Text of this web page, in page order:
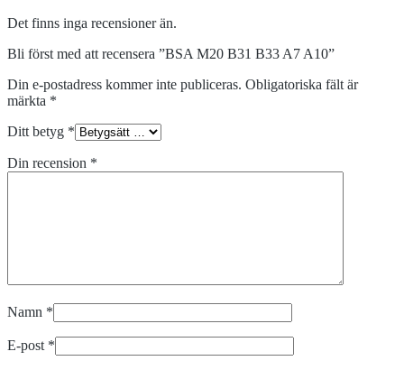
Det finns inga recensioner än.
Bli först med att recensera ”BSA M20 B31 B33 A7 A10”
Din e-postadress kommer inte publiceras. Obligatoriska fält är
märkta *
Ditt betyg *
Din recension *
Namn *
E-post *